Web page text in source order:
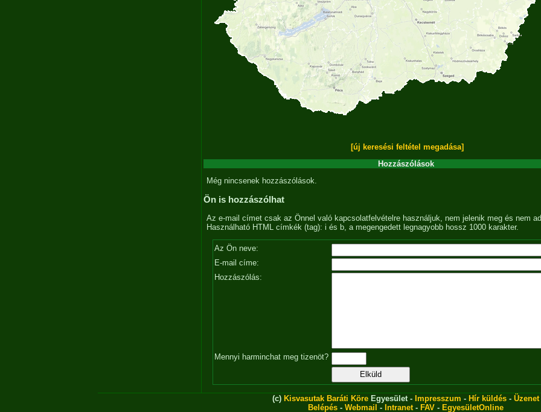
[új keresési feltétel megadása]
Hozzászólások
Még nincsenek hozzászólások.
Ön is hozzászólhat
Az e-mail címet csak az Önnel való kapcsolatfelvételre használjuk, nem jelenik meg és nem
Használható HTML címkék (tag): i és b, a megengedett legnagyobb hossz 1000 karakter.
Az Ön neve:
E-mail címe:
Hozzászólás:
Mennyi harminchat meg tizenöt?
(c) Kisvasutak Baráti Köre Egyesület - Impresszum - Hír küldés - Üzenet
Belépés - Webmail - Intranet- FAV - EgyesületOnline